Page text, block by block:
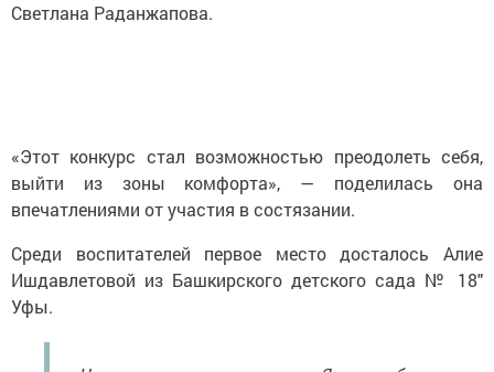
Светлана Раданжапова.
«Этот конкурс стал возможностью преодолеть себя,
выйти из зоны комфорта», — поделилась она
впечатлениями от участия в состязании.
Среди воспитателей первое место досталось Алие
Ишдавлетовой из Башкирского детского сада № 18″
Уфы.